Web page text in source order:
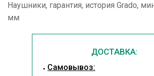
Наушники, гарантия, история Grado,
мм
ДОСТАВКА:
Cамовывоз: